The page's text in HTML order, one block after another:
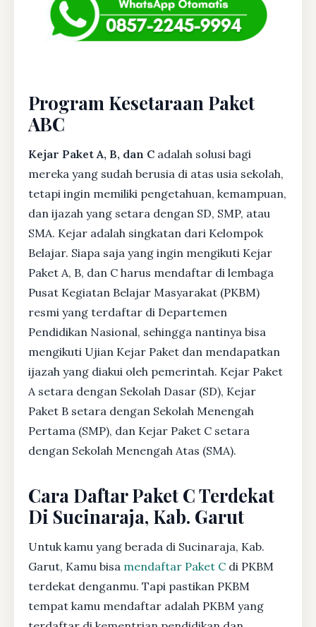
Program Kesetaraan Paket
ABC
Kejar Paket A, B, dan C adalah solusi bagi
mereka yang sudah berusia di atas usia sekolah,
tetapi ingin memiliki pengetahuan, kemampuan,
dan ijazah yang setara dengan SD, SMP, atau
SMA. Kejar adalah singkatan dari Kelompok
Belajar. Siapa saja yang ingin mengikuti Kejar
Paket A, B, dan C harus mendaftar di lembaga
Pusat Kegiatan Belajar Masyarakat (PKBM)
resmi yang terdaftar di Departemen
Pendidikan Nasional, sehingga nantinya bisa
mengikuti Ujian Kejar Paket dan mendapatkan
ijazah yang diakui oleh pemerintah. Kejar Paket
A setara dengan Sekolah Dasar (SD), Kejar
Paket B setara dengan Sekolah Menengah
Pertama (SMP), dan Kejar Paket C setara
dengan Sekolah Menengah Atas (SMA).
Cara Daftar Paket C Terdekat
Di Sucinaraja, Kab. Garut
Untuk kamu yang berada di Sucinaraja, Kab.
Garut, Kamu bisa mendaftar Paket C di PKBM
terdekat denganmu. Tapi pastikan PKBM
tempat kamu mendaftar adalah PKBM yang